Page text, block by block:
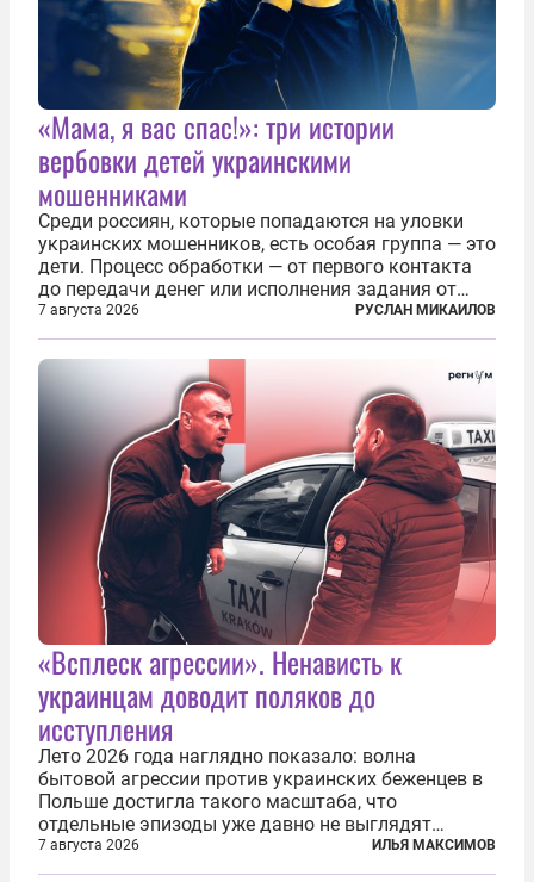
«Мама, я вас спас!»: три истории
вербовки детей украинскими
мошенниками
Среди россиян, которые попадаются на уловки
украинских мошенников, есть особая группа — это
дети. Процесс обработки — от первого контакта
до передачи денег или исполнения задания от
кураторов может занять от двух часов до
нескольких месяцев. Детей превращают в
послушных исполнителей, которые...
7 августа 2026 РУСЛАН МИКАИЛОВ
«Всплеск агрессии». Ненависть к
украинцам доводит поляков до
исступления
Лето 2026 года наглядно показало: волна
бытовой агрессии против украинских беженцев в
Польше достигла такого масштаба, что
отдельные эпизоды уже давно не выглядят
случайными. Поляки, судя по происходящему,
буквально теряют рассудок от ненависти к
7 августа 2026 ИЛЬЯ МАКСИМОВ